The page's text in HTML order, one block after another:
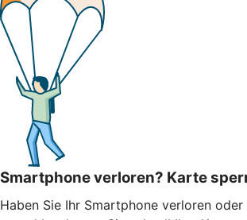
Smartphone verloren? Karte
Haben Sie Ihr Smartphone verloren